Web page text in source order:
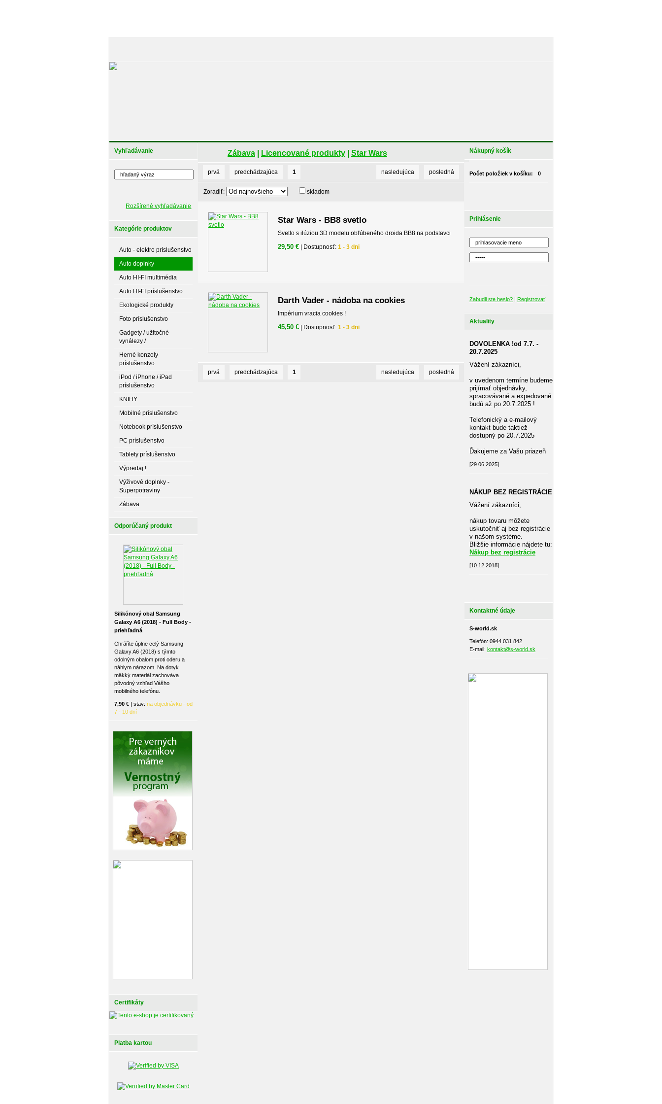
Vyhľadávanie
Rozšírené vyhľadávanie
Kategórie produktov
Auto - elektro príslušenstvo
Auto doplnky
Auto HI-FI multimédia
Auto HI-FI príslušenstvo
Ekologické produkty
Foto príslušenstvo
Gadgety / užitočné
vynálezy /
Herné konzoly
príslušenstvo
iPod / iPhone / iPad
príslušenstvo
KNIHY
Mobilné príslušenstvo
Notebook príslušenstvo
PC príslušenstvo
Tablety príslušenstvo
Výpredaj !
Výživové doplnky -
Superpotraviny
Zábava
Odporúčaný produkt
Silikónový obal Samsung
Galaxy A6 (2018) - Full Body -
priehľadná
Chráňte úplne celý Samsung
Galaxy A6 (2018) s týmto
odolným obalom proti oderu a
náhlym nárazom. Na dotyk
mäkký materiál zachováva
pôvodný vzhľad Vášho
mobilného telefónu.
7,90 € | stav: na objednávku - od
7 - 10 dní
Certifikáty
Platba kartou
Zábava Licencované produkty Star Wars
prvá predchádzajúca 1 nasledujúca posledná
Zoradiť: skladom
Star Wars - BB8 svetlo
Svetlo s ilúziou 3D modelu obľúbeného droida BB8 na podstavci
29,50 € | Dostupnosť: 1 - 3 dni
Darth Vader - nádoba na cookies
Impérium vracia cookies !
45,50 € | Dostupnosť: 1 - 3 dni
prvá predchádzajúca 1 nasledujúca posledná
Nákupný košík
Počet položiek v košíku: 0
Prihlásenie
Zabudli ste heslo? | Registrovať
Aktuality
DOVOLENKA !od 7.7. -
20.7.2025
Vážení zákazníci,
v uvedenom termíne budeme
prijímať objednávky,
spracovávané a expedované
budú až po 20.7.2025 !
Telefonický a e-mailový
kontakt bude taktiež
dostupný po 20.7.2025
Ďakujeme za Vašu priazeň
[29.06.2025]
NÁKUP BEZ REGISTRÁCIE
Vážení zákazníci,
nákup tovaru môžete
uskutočniť aj bez registrácie
v našom systéme.
Bližšie informácie nájdete tu:
Nákup bez registrácie
[10.12.2018]
Kontaktné údaje
S-world.sk
Telefón: 0944 031 842
E-mail: kontakt@s-world.sk